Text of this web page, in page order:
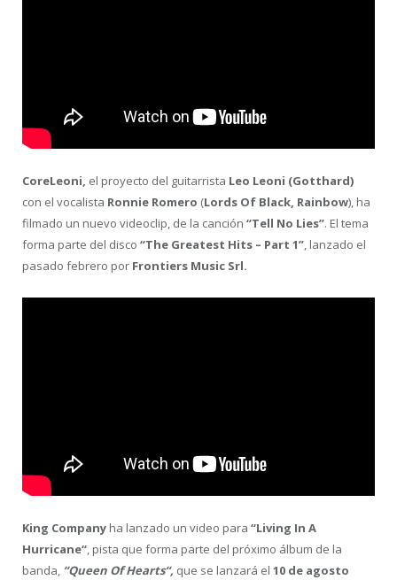
CoreLeoni, el proyecto del guitarrista Leo Leoni (Gotthard)
con el vocalista Ronnie Romero (Lords Of Black, Rainbow), ha
filmado un nuevo videoclip, de la canción “Tell No Lies”. El tema
forma parte del disco “The Greatest Hits – Part 1”, lanzado el
pasado febrero por Frontiers Music Srl.
King Company ha lanzado un video para “Living In A
Hurricane“, pista que forma parte del próximo álbum de la
banda, “Queen Of Hearts“, que se lanzará el 10 de agosto